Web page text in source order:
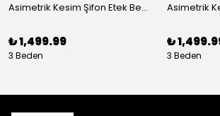
Asimetrik Kesim Şifon Etek Beyaz
₺ 1,499.99
3 Beden
₺
3 Beden